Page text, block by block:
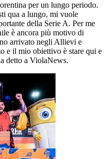
per un lungo periodo.
qua a lungo, mi vuole
della Serie A. Per me
è ancora più motivo di
arrivato negli Allievi e
e il mio obiettivo è stare qui e
detto a ViolaNews.